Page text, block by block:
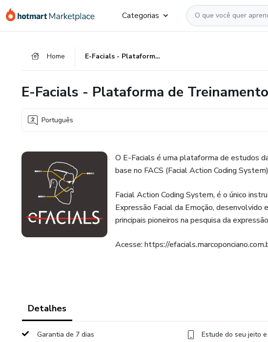
para
para
para
Categorias
Home E-Facials - Plataforma de Treinamento
E-Facials - Plataforma de Treinamento
Português
O E-Facials é uma plataforma de estudos
base no FACS (Facial Action Coding
Facial Action Coding System, é o único
Expressão Facial da Emoção,
principais pioneiros na pesquisa da
Acesse: https://
Detalhes
Garantia de 7 dias Estude do seu jeito